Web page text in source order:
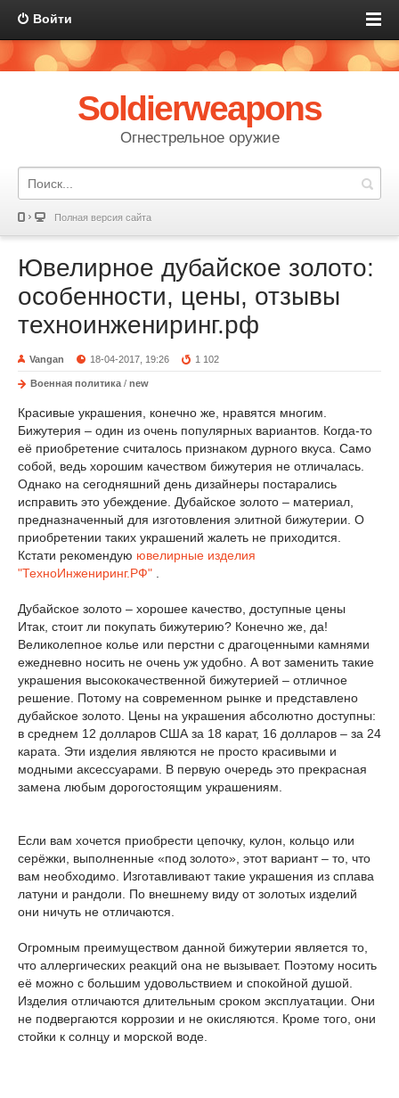
Войти
Soldierweapons
Огнестрельное оружие
Полная версия сайта
Ювелирное дубайское золото:
особенности, цены, отзывы
техноинжениринг.рф
Vangan 18-04-2017, 19:26 1 102
Военная политика / new
Красивые украшения, конечно же, нравятся многим.
Бижутерия – один из очень популярных вариантов. Когда-то
её приобретение считалось признаком дурного вкуса. Само
собой, ведь хорошим качеством бижутерия не отличалась.
Однако на сегодняшний день дизайнеры постарались
исправить это убеждение. Дубайское золото – материал,
предназначенный для изготовления элитной бижутерии. О
приобретении таких украшений жалеть не приходится.
Кстати рекомендую ювелирные изделия
"ТехноИнжениринг.РФ"
Дубайское золото – хорошее качество, доступные цены
Итак, стоит ли покупать бижутерию? Конечно же, да!
Великолепное колье или перстни с драгоценными камнями
ежедневно носить не очень уж удобно. А вот заменить такие
украшения высококачественной бижутерией – отличное
решение. Потому на современном рынке и представлено
дубайское золото. Цены на украшения абсолютно доступны:
в среднем 12 долларов США за 18 карат, 16 долларов – за 24
карата. Эти изделия являются не просто красивыми и
модными аксессуарами. В первую очередь это прекрасная
замена любым дорогостоящим украшениям.
Если вам хочется приобрести цепочку, кулон, кольцо или
серёжки, выполненные «под золото», этот вариант – то, что
вам необходимо. Изготавливают такие украшения из сплава
латуни и рандоли. По внешнему виду от золотых изделий
они ничуть не отличаются.
Огромным преимуществом данной бижутерии является то,
что аллергических реакций она не вызывает. Поэтому носить
её можно с большим удовольствием и спокойной душой.
Изделия отличаются длительным сроком эксплуатации. Они
не подвергаются коррозии и не окисляются. Кроме того, они
стойки к солнцу и морской воде.